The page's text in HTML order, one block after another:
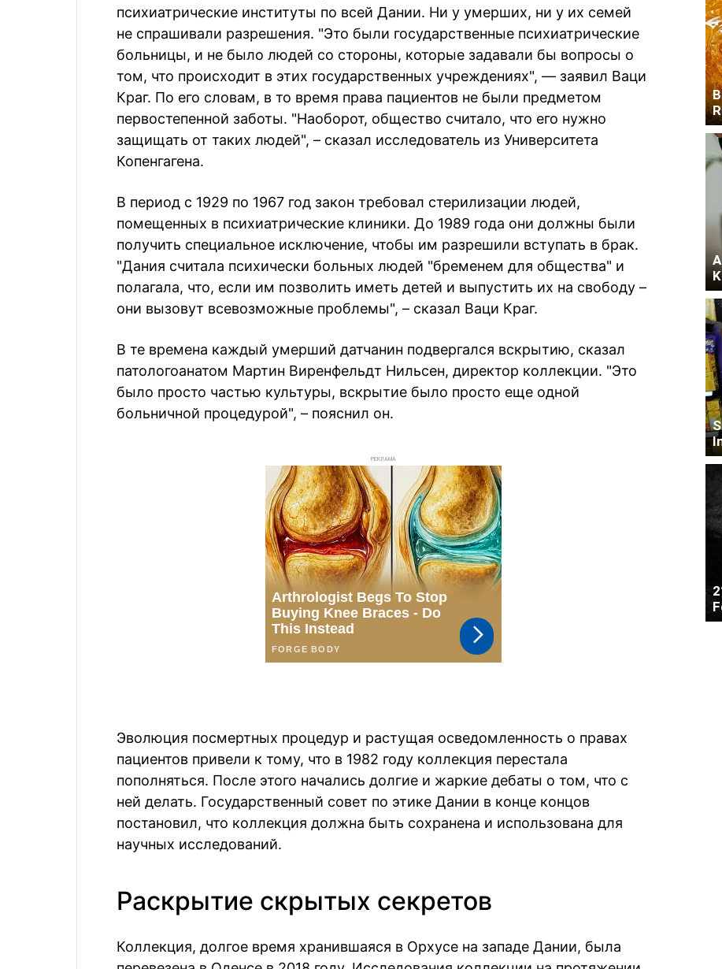
психиатрические институты по всей Дании. Ни у умерших, ни у их семей
не спрашивали разрешения. "Это были государственные психиатрические
больницы, и не было людей со стороны, которые задавали бы вопросы о
том, что происходит в этих государственных учреждениях", — заявил Ваци
Краг. По его словам, в то время права пациентов не были предметом
первостепенной заботы. "Наоборот, общество считало, что его нужно
защищать от таких людей", – сказал исследователь из Университета
Копенгагена.
В период с 1929 по 1967 год закон требовал стерилизации людей,
помещенных в психиатрические клиники. До 1989 года они должны были
получить специальное исключение, чтобы им разрешили вступать в брак.
"Дания считала психически больных людей "бременем для общества" и
полагала, что, если им позволить иметь детей и выпустить их на свободу –
они вызовут всевозможные проблемы", – сказал Ваци Краг.
В те времена каждый умерший датчанин подвергался вскрытию, сказал
патологоанатом Мартин Виренфельдт Нильсен, директор коллекции. "Это
было просто частью культуры, вскрытие было просто еще одной
больничной процедурой", – пояснил он.
РЕКЛАМА
Эволюция посмертных процедур и растущая осведомленность о правах
пациентов привели к тому, что в 1982 году коллекция перестала
пополняться. После этого начались долгие и жаркие дебаты о том, что с
ней делать. Государственный совет по этике Дании в конце концов
постановил, что коллекция должна быть сохранена и использована для
научных исследований.
Раскрытие скрытых секретов
Коллекция, долгое время хранившаяся в Орхусе на западе Дании, была